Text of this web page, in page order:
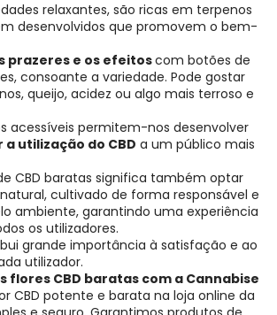
relaxantes, são ricas em terpenos
desenvolvidos que promovem o bem-
prazeres e os efeitoscom botões de
consoante a variedade. Pode gostar
queijo, acidez ou algo mais terroso e
acessíveis permitem-nos desenvolver
utilização do CBD a um público mais
CBD baratas significa também optar
cultivado de forma responsável e
ambiente, garantindo uma experiência
os utilizadores.
grande importância à satisfação e ao
utilizador.
flores CBD baratas com a Cannabise
CBD potente e barata na loja online da